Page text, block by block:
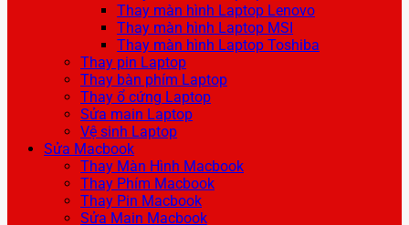
Thay màn hình Laptop Lenovo
Thay màn hình Laptop MSI
Thay màn hình Laptop Toshiba
Thay pin Laptop
Thay bàn phím Laptop
Thay ổ cứng Laptop
Sửa main Laptop
Vệ sinh Laptop
Sửa Macbook
Thay Màn Hình Macbook
Thay Phím Macbook
Thay Pin Macbook
Sửa Main Macbook